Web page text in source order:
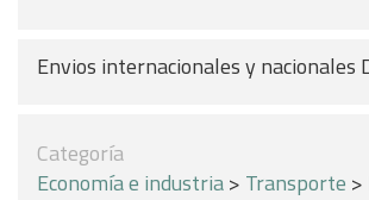
Envios internacionales y nacionales
Categoría
Economía e industria> Transporte >